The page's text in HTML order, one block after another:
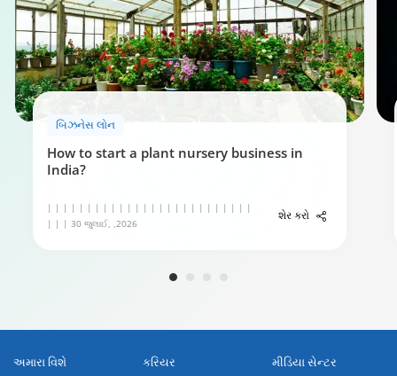
બિઝનેસ લોન
How to start a plant nursery business in
India?
| | | | | | | | | | | | | | | | | | | | | | | | | |
| | | 30 જુલાઈ, ,2026
શેર કરો
અમારા વિશે કરિયર મીડિયા સેન્ટર